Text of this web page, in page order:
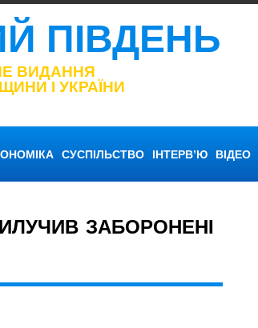
ПІВДЕНЬ
ВИДАННЯ
І УКРАЇНИ
СУСПІЛЬСТВО ІНТЕРВ’Ю ВІДЕО
ЗАБОРОНЕНІ